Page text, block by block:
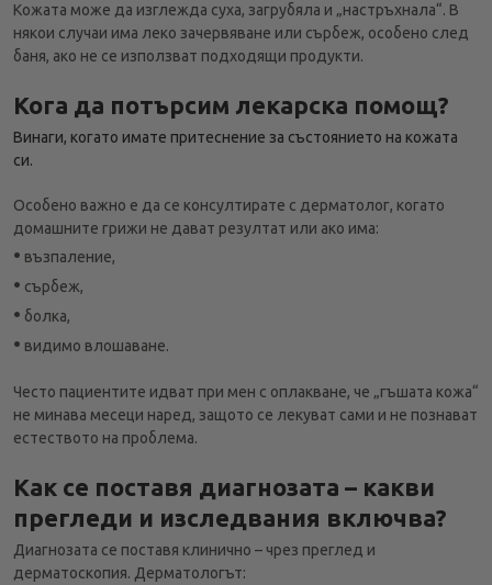
Кожата може да изглежда суха, загрубяла и „настръхнала“. В
някои случаи има леко зачервяване или сърбеж, особено след
баня, ако не се използват подходящи продукти.
Кога да потърсим лекарска помощ?
Винаги, когато имате притеснение за състоянието на кожата
си.
Особено важно е да се консултирате с дерматолог, когато
домашните грижи не дават резултат или ако има:
• възпаление,
• сърбеж,
• болка,
• видимо влошаване.
Често пациентите идват при мен с оплакване, че „гъшата кожа“
не минава месеци наред, защото се лекуват сами и не познават
естеството на проблема.
Как се поставя диагнозата – какви
прегледи и изследвания включва?
Диагнозата се поставя клинично – чрез преглед и
дерматоскопия. Дерматологът: